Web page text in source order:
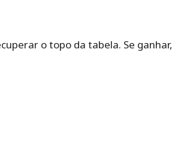
o topo da tabela. Se ganhar,